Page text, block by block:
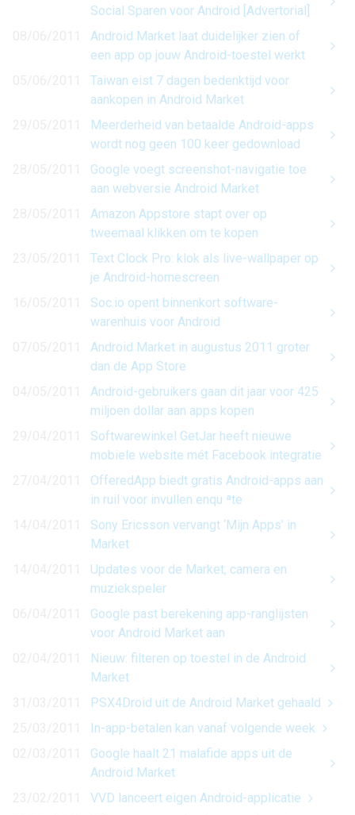
Social Sparen voor Android [Advertorial]
Android Market laat duidelijker zien of
een app op jouw Android-toestel werkt
Taiwan eist 7 dagen bedenktijd voor
aankopen in Android Market
Meerderheid van betaalde Android-apps
wordt nog geen 100 keer gedownload
Google voegt screenshot-navigatie toe
aan webversie Android Market
Amazon Appstore stapt over op
tweemaal klikken om te kopen
Text Clock Pro: klok als live-wallpaper op
je Android-homescreen
Soc.io opent binnenkort software-
warenhuis voor Android
Android Market in augustus 2011 groter
dan de App Store
Android-gebruikers gaan dit jaar voor 425
miljoen dollar aan apps kopen
Softwarewinkel GetJar heeft nieuwe
mobiele website mét Facebook integratie
OfferedApp biedt gratis Android-apps aan
in ruil voor invullen enqu ªte
Sony Ericsson vervangt ‘Mijn Apps’ in
Market
Updates voor de Market, camera en
muziekspeler
Google past berekening app-ranglijsten
voor Android Market aan
Nieuw: filteren op toestel in de Android
Market
PSX4Droid uit de Android Market gehaald
In-app-betalen kan vanaf volgende week
Google haalt 21 malafide apps uit de
Android Market
VVD lanceert eigen Android-applicatie